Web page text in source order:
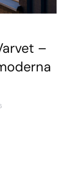
–